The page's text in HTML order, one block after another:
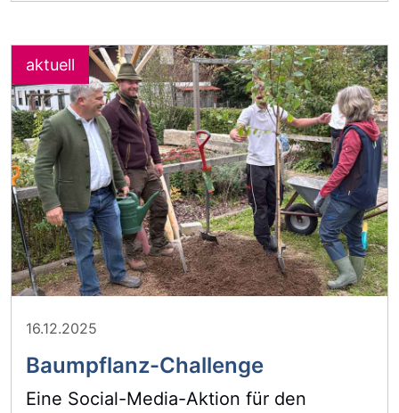
16.12.2025
Baumpflanz-Challenge
Eine Social-Media-Aktion für den